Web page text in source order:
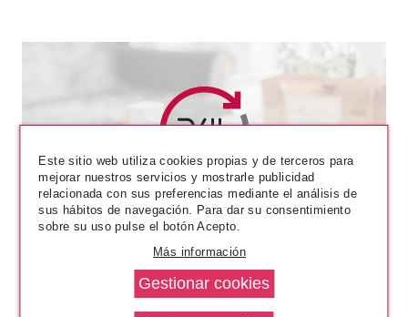
MAYBELLINE
MAYBELLINE COLOR SHOW
VINYLTEAL THE DEAL 401 7ML
desde
1.35€
Este sitio web utiliza cookies propias y de terceros para
mejorar nuestros servicios y mostrarle publicidad
relacionada con sus preferencias mediante el análisis de
sus hábitos de navegación. Para dar su consentimiento
sobre su uso pulse el botón Acepto.
Más información